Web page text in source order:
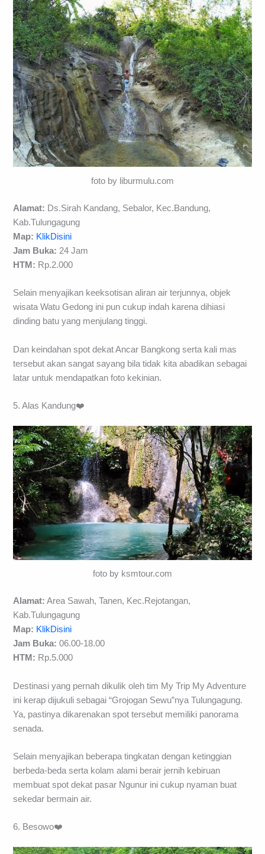
foto by liburmulu.com
Alamat: Ds.Sirah Kandang, Sebalor, Kec.Bandung,
Kab.Tulungagung
Map: KlikDisini
Jam Buka: 24 Jam
HTM: Rp.2.000
Selain menyajikan keeksotisan aliran air terjunnya, objek
wisata Watu Gedong ini pun cukup indah karena dihiasi
dinding batu yang menjulang tinggi.
Dan keindahan spot dekat Ancar Bangkong serta kali mas
tersebut akan sangat sayang bila tidak kita abadikan sebagai
latar untuk mendapatkan foto kekinian.
5. Alas Kandung❤️
foto by ksmtour.com
Alamat: Area Sawah, Tanen, Kec.Rejotangan,
Kab.Tulungagung
Map: KlikDisini
Jam Buka: 06.00-18.00
HTM: Rp.5.000
Destinasi yang pernah dikulik oleh tim My Trip My Adventure
ini kerap dijukuli sebagai “Grojogan Sewu”nya Tulungagung.
Ya, pastinya dikarenakan spot tersebut memiliki panorama
senada.
Selain menyajikan beberapa tingkatan dengan ketinggian
berbeda-beda serta kolam alami berair jernih kebiruan
membuat spot dekat pasar Ngunur ini cukup nyaman buat
sekedar bermain air.
6. Besowo❤️